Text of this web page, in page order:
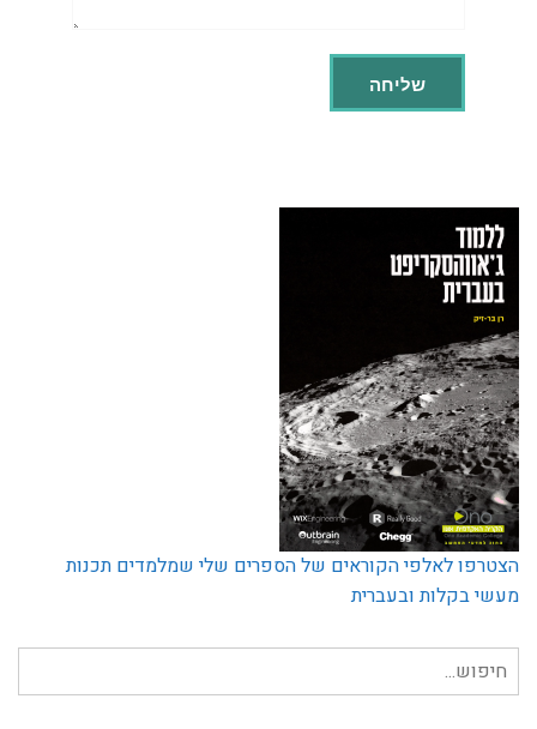
הצטרפו לאלפי הקוראים של הספרים שלי שמלמדים תכנות
מעשי בקלות ובעברית
חיפוש
עבור: